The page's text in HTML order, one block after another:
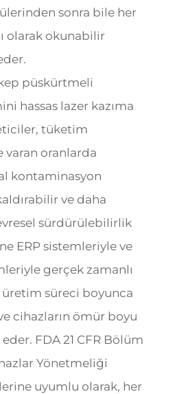
sonra bile her
olarak okunabilir
püskürtmeli
hassas lazer kazıma
tüketim
varan oranlarda
kontaminasyon
ve daha
sürdürülebilirlik
ERP sistemleriyle ve
gerçek zamanlı
süreci boyunca
cihazların ömür boyu
FDA 21 CFR Bölüm
Yönetmeliği
uyumlu olarak, her